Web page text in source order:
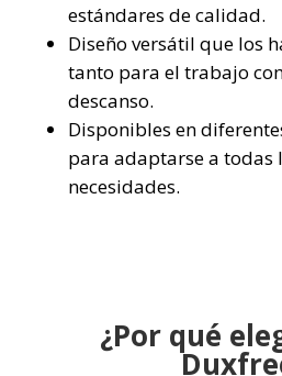
estándares de calidad.
Diseño versátil que los
tanto para el trabajo
descanso.
Disponibles en
para adaptarse a todas
necesidades.
¿Por qué